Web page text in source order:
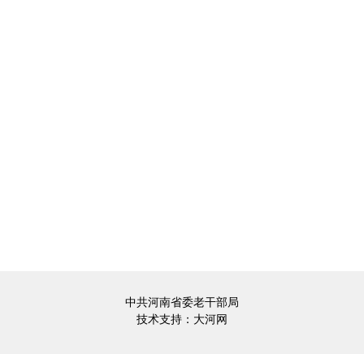
中共河南省委老干部局
技术支持： 大河网